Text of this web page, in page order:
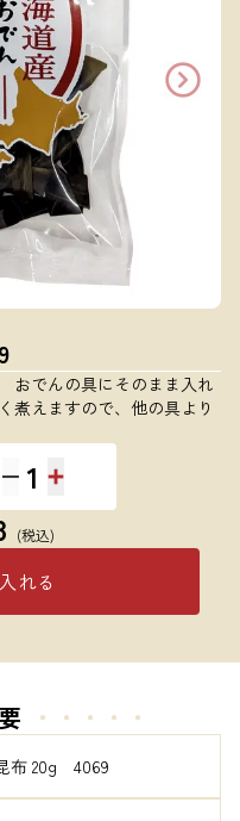
おでんの具にそのまま入れ
煮えますので、他の具より
1
(税込)
れる
・・・・・
布 20g　4069